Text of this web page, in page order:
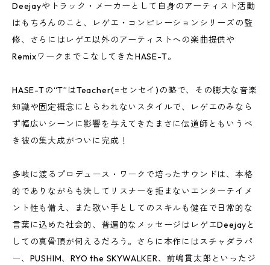
Deejayやトラック・メーカーとして自身のアーティスト活動
はもちろんのこと、レゲエ・コンピレーションシリーズの監
修、さらにはレゲエ以外のアーティストへの楽曲提供や
RemixワークまでこなしてきたHASE-T。
HASE-Tの“T”はTeacher(=センセイ)の略で、その膨大な音楽
知識や固定概念にとらわれないスタイルで、レゲエのみなら
ず幅広いシーンに影響を与えてきたまさに伝道師ともいうべ
き彼の集大成がついに完成！
多岐に渡るプロデュース・ワークで培ったサウンドは、本格
的でありながらも決してリスナーを拒まないエンターテイメ
ント性も備え、また歌い手としてのスキルも健在で日常的な
言葉に込めた社会的、普遍的なメッセージはレゲエDeejayと
しての真骨頂が伺えるだろう。さらに本作にはスチャダラパ
ー、PUSHIM、RYO the SKYWALKER、前嶋貫太郎といったジ